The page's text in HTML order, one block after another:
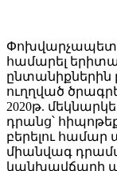
համարել
ուղղված
2020թ.
դրանց՝
բերելու համար
միանվագ
կանխավճարի